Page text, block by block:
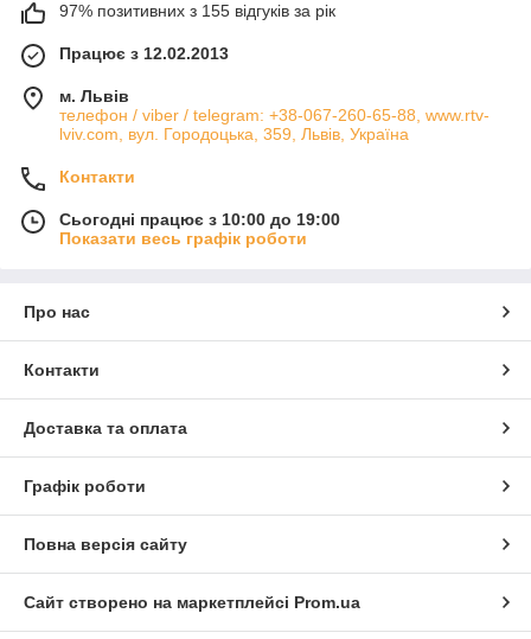
97% позитивних з 155 відгуків за рік
Працює з 12.02.2013
м. Львів
телефон / viber / telegram: +38-067-260-65-88, www.rtv-
lviv.com, вул. Городоцька, 359, Львів, Україна
Контакти
Сьогодні працює з 10:00 до 19:00
Показати весь графік роботи
Про нас
Контакти
Доставка та оплата
Графік роботи
Повна версія сайту
Сайт створено на маркетплейсі Prom.ua